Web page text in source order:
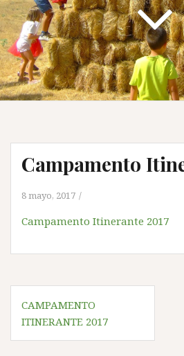
Campamento
8 mayo, 2017
Campamento Itinerante 2017
Navegación
de
entradas
CAMPAMENTO
ITINERANTE 2017